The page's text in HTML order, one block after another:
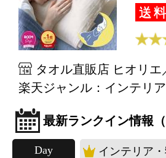
送
タオル直販店 ヒオリエ
楽天ジャンル：インテリ
最新ランクイン情報（
Day インテリア